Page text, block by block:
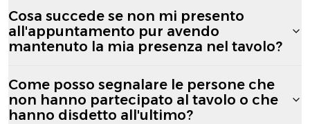
Cosa succede se non mi presento
all'appuntamento pur avendo
mantenuto la mia presenza nel tavolo?
Come posso segnalare le persone che
non hanno partecipato al tavolo o che
hanno disdetto all'ultimo?